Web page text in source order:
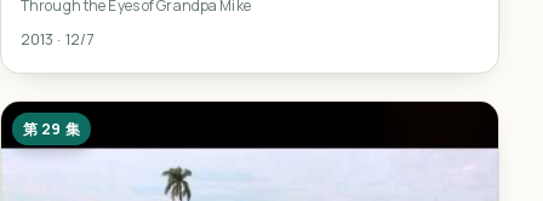
Through the Eyes of Grandpa Mike
2013 · 12/7
第 29 集